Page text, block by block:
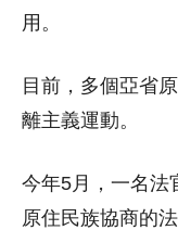
用。
目前，多個亞省
離主義運動。
今年5月，一名法
原住民族協商的